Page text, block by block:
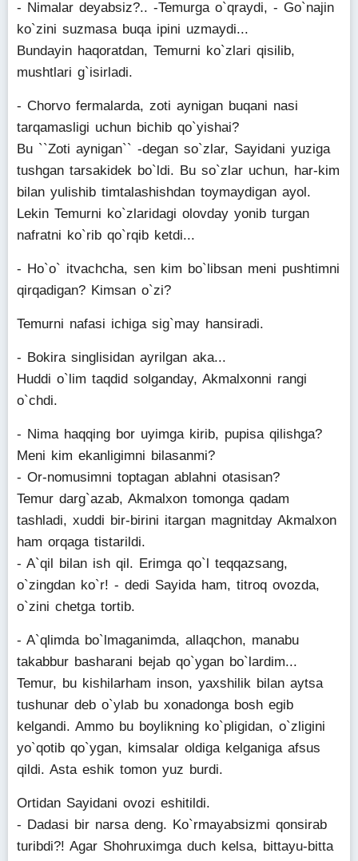
- Nimalar deyabsiz?.. -Temurga o`qraydi, - Go`najin
ko`zini suzmasa buqa ipini uzmaydi...
Bundayin haqoratdan, Temurni ko`zlari qisilib,
mushtlari g`isirladi.
- Chorvo fermalarda, zoti aynigan buqani nasi
tarqamasligi uchun bichib qo`yishai?
Bu ``Zoti aynigan`` -degan so`zlar, Sayidani yuziga
tushgan tarsakidek bo`ldi. Bu so`zlar uchun, har-kim
bilan yulishib timtalashishdan toymaydigan ayol.
Lekin Temurni ko`zlaridagi olovday yonib turgan
nafratni ko`rib qo`rqib ketdi...
- Ho`o` itvachcha, sen kim bo`libsan meni pushtimni
qirqadigan? Kimsan o`zi?
Temurni nafasi ichiga sig`may hansiradi.
- Bokira singlisidan ayrilgan aka...
Huddi o`lim taqdid solganday, Akmalxonni rangi
o`chdi.
- Nima haqqing bor uyimga kirib, pupisa qilishga?
Meni kim ekanligimni bilasanmi?
- Or-nomusimni toptagan ablahni otasisan?
Temur darg`azab, Akmalxon tomonga qadam
tashladi, xuddi bir-birini itargan magnitday Akmalxon
ham orqaga tistarildi.
- A`qil bilan ish qil. Erimga qo`l teqqazsang,
o`zingdan ko`r! - dedi Sayida ham, titroq ovozda,
o`zini chetga tortib.
- A`qlimda bo`lmaganimda, allaqchon, manabu
takabbur basharani bejab qo`ygan bo`lardim...
Temur, bu kishilarham inson, yaxshilik bilan aytsa
tushunar deb o`ylab bu xonadonga bosh egib
kelgandi. Ammo bu boylikning ko`pligidan, o`zligini
yo`qotib qo`ygan, kimsalar oldiga kelganiga afsus
qildi. Asta eshik tomon yuz burdi.
Ortidan Sayidani ovozi eshitildi.
- Dadasi bir narsa deng. Ko`rmayabsizmi qonsirab
turibdi?! Agar Shohruximga duch kelsa, bittayu-bitta